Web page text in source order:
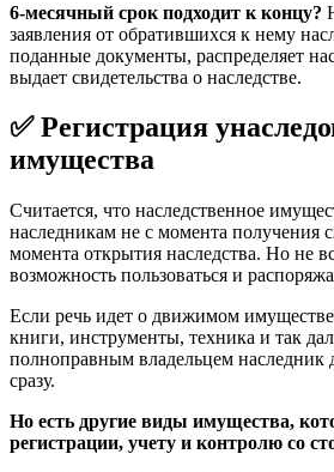
6-месячный срок подходит к концу?
заявления от обратившихся к нему
поданные документы, распределяет
выдает свидетельства о наследстве.
✅ Регистрация
имущества
Считается, что наследственное
наследникам не с момента получения
момента открытия наследства. Но не
возможность пользоваться и
Если речь идет о движимом
книги, инструменты, техника и так
полноправным владельцем наследник
сразу.
Но есть другие виды имущества,
регистрации, учету и контролю со